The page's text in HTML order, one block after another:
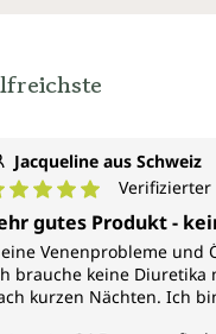
Jacqueline aus Schweiz
Verifizierter
gutes Produkt -
Venenprobleme und
brauche keine
kurzen Nächten. Ich